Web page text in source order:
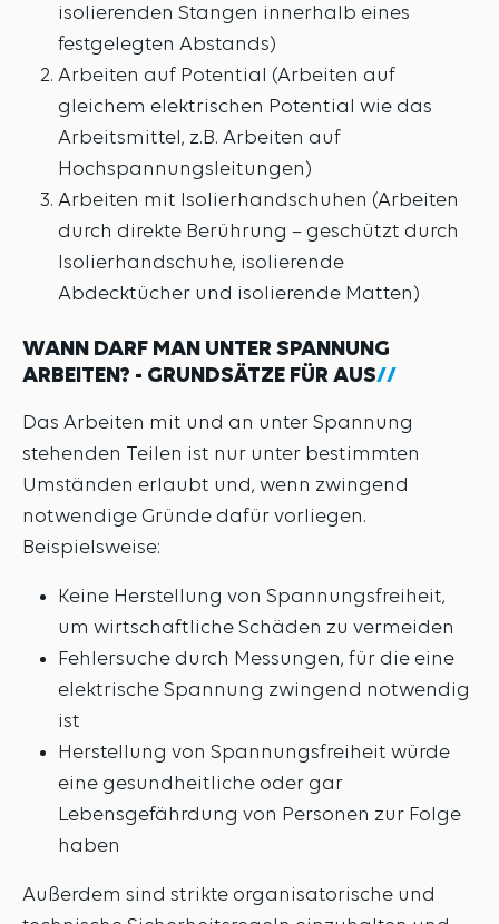
isolierenden Stangen innerhalb eines
festgelegten Abstands)
Arbeiten auf Potential (Arbeiten auf
gleichem elektrischen Potential wie das
Arbeitsmittel, z.B. Arbeiten auf
Hochspannungsleitungen)
Arbeiten mit Isolierhandschuhen (Arbeiten
durch direkte Berührung – geschützt durch
Isolierhandschuhe, isolierende
Abdecktücher und isolierende Matten)
WANN DARF MAN UNTER SPANNUNG
ARBEITEN? - GRUNDSÄTZE FÜR AUS
Das Arbeiten mit und an unter Spannung
stehenden Teilen ist nur unter bestimmten
Umständen erlaubt und, wenn zwingend
notwendige Gründe dafür vorliegen.
Beispielsweise:
Keine Herstellung von Spannungsfreiheit,
um wirtschaftliche Schäden zu vermeiden
Fehlersuche durch Messungen, für die eine
elektrische Spannung zwingend notwendig
ist
Herstellung von Spannungsfreiheit würde
eine gesundheitliche oder gar
Lebensgefährdung von Personen zur Folge
haben
Außerdem sind strikte organisatorische und